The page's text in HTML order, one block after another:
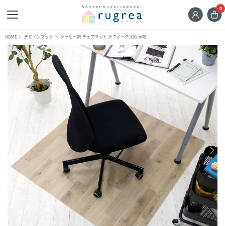
0
HOME デザインマット シャビー調 チェアマット ラフオーク 120cm幅